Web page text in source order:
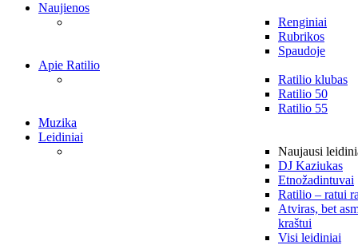
Naujienos
Renginiai
Rubrikos
Spaudoje
Apie Ratilio
Ratilio klubas
Ratilio 50
Ratilio 55
Muzika
Leidiniai
Naujausi
DJ Kaziukas
Etnožadintuvai
Ratilio – ratui
Atviras, bet
kraštui
Visi leidiniai